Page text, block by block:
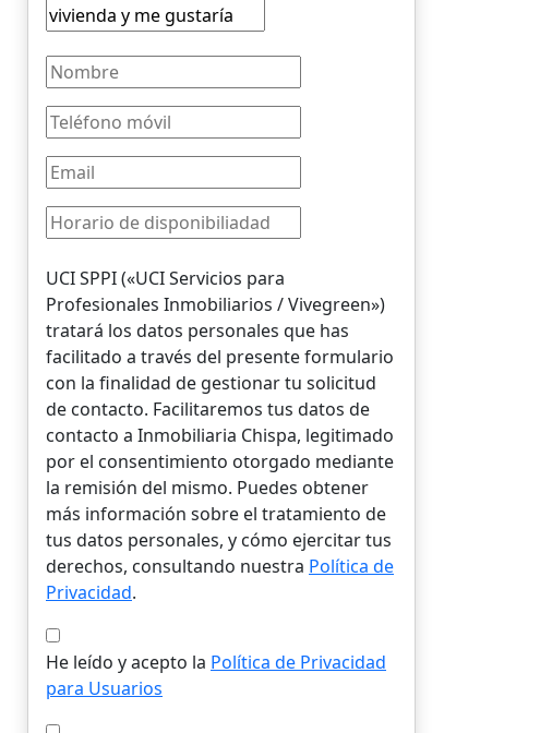
UCI SPPI («UCI Servicios para
Profesionales Inmobiliarios / Vivegreen»)
tratará los datos personales que has
facilitado a través del presente formulario
con la finalidad de gestionar tu solicitud
de contacto. Facilitaremos tus datos de
contacto a Inmobiliaria Chispa, legitimado
por el consentimiento otorgado mediante
la remisión del mismo. Puedes obtener
más información sobre el tratamiento de
tus datos personales, y cómo ejercitar tus
derechos, consultando nuestra Política de
Privacidad.
He leído y acepto la Política de Privacidad
para Usuarios